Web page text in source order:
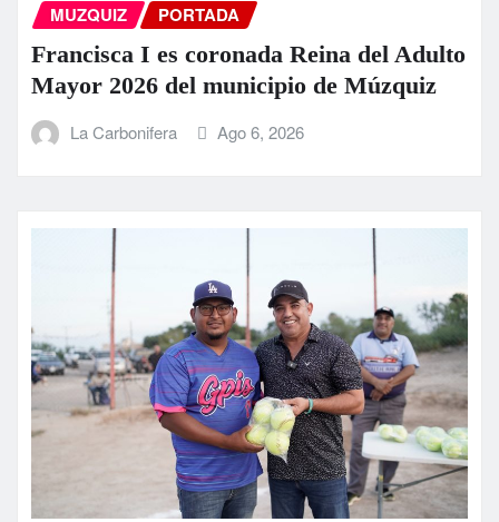
MUZQUIZ PORTADA
Francisca I es coronada Reina del Adulto
Mayor 2026 del municipio de Múzquiz
La Carbonifera Ago 6, 2026